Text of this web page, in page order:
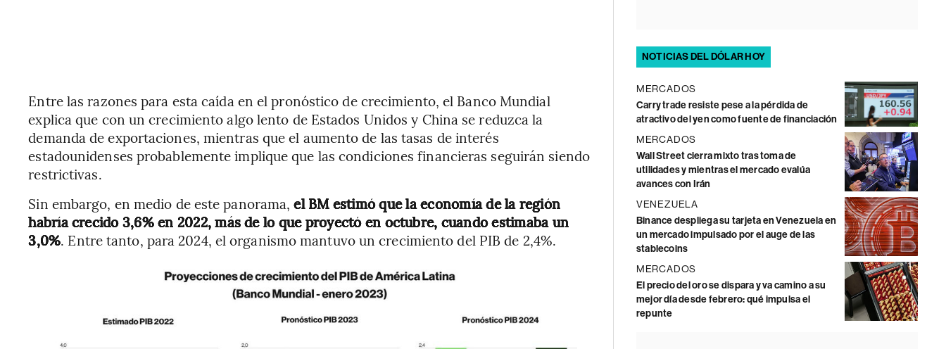
Entre las razones para esta caída en el pronóstico de crecimiento, el Banco Mundial
explica que con un crecimiento algo lento de Estados Unidos y China se reduzca la
demanda de exportaciones, mientras que el aumento de las tasas de interés
estadounidenses probablemente implique que las condiciones financieras seguirán siendo
restrictivas.
Sin embargo, en medio de este panorama,el BM estimó que la economía de la región
habría crecido 3,6% en 2022, más de lo que proyectó en octubre, cuando estimaba un
3,0%. Entre tanto, para 2024, el organismo mantuvo un crecimiento del PIB de 2,4%.
NOTICIAS DEL DÓLAR HOY
MERCADOS
Carry trade resiste pese a la pérdida de
atractivo del yen como fuente de financiación
MERCADOS
Wall Street cierra mixto tras toma de
utilidades y mientras el mercado evalúa
avances con Irán
VENEZUELA
Binance despliega su tarjeta en Venezuela en
un mercado impulsado por el auge de las
stablecoins
MERCADOS
El precio del oro se dispara y va camino a su
mejor día desde febrero: qué impulsa el
repunte